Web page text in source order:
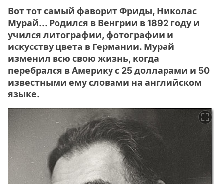
Вот тот самый фаворит Фриды, Николас
Мурай... Родился в Венгрии в 1892 году и
учился литографии, фотографии и
искусству цвета в Германии. Мурай
изменил всю свою жизнь, когда
перебрался в Америку с 25 долларами и 50
известными ему словами на английском
языке.